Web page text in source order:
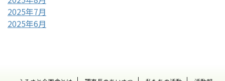
2025年7月
2025年6月